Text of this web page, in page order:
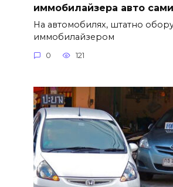
иммобилайзера авто сами
На автомобилях, штатно
иммобилайзером
0 121